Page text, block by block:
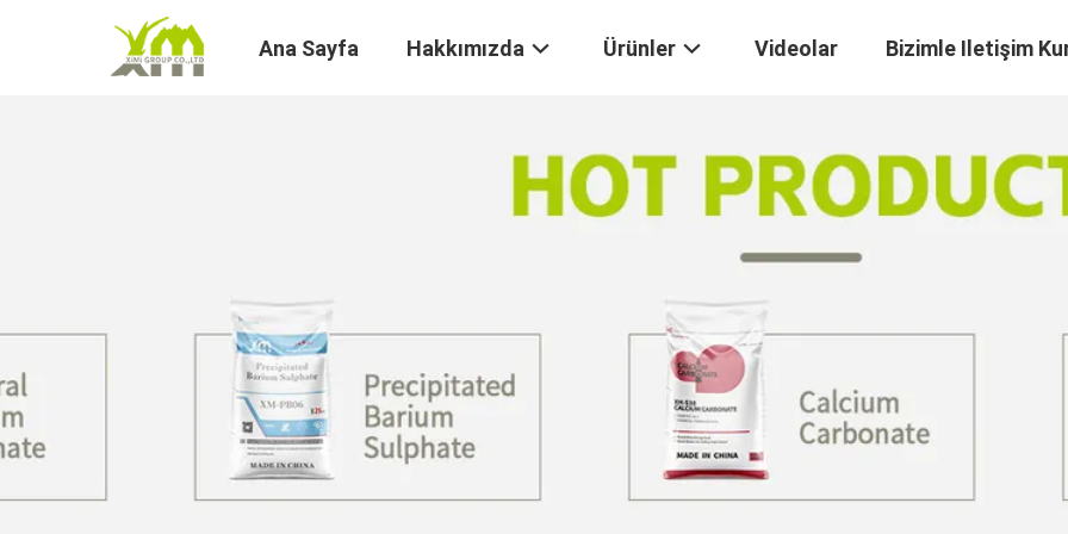
Ana Sayfa Hakkımızda Ürünler Videolar Bizimle Iletişim